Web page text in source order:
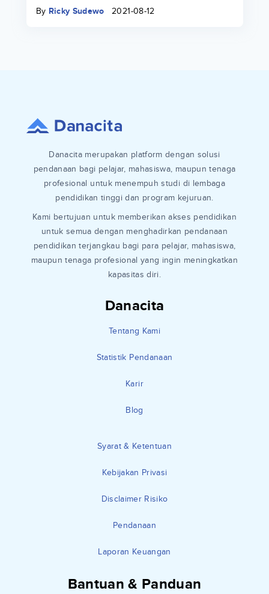
By Ricky Sudewo 2021-08-12
Danacita
Tentang Kami
Statistik Pendanaan
Karir
Blog
Syarat & Ketentuan
Kebijakan Privasi
Disclaimer Risiko
Pendanaan
Laporan Keuangan
Bantuan & Panduan
Danacita merupakan platform dengan solusi
pendanaan bagi pelajar, mahasiswa, maupun tenaga
profesional untuk menempuh studi di lembaga
pendidikan tinggi dan program kejuruan.
Kami bertujuan untuk memberikan akses pendidikan
untuk semua dengan menghadirkan pendanaan
pendidikan terjangkau bagi para pelajar, mahasiswa,
maupun tenaga profesional yang ingin meningkatkan
kapasitas diri.